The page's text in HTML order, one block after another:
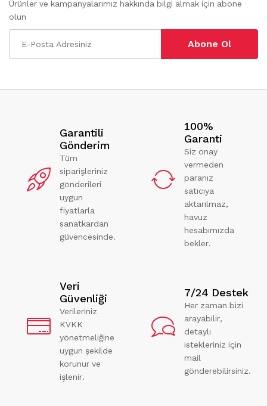
Ürünler ve kampanyalarımız hakkında bilgi almak için abone
olun
Abone Ol
Garantili
Gönderim
Tüm
siparişleriniz
gönderileri
uygun
fiyatlarla
sanatkardan
güvencesinde.
100%
Garanti
Siz onay
vermeden
paranız
satıcıya
aktarılmaz,
havuz
hesabımızda
bekler.
Veri
Güvenliği
Verileriniz
KVKK
yönetmeliğine
uygun şekilde
korunur ve
işlenir.
7/24 Destek
Her zaman bizi
arayabilir,
detaylı
istekleriniz için
mail
gönderebilirsiniz.